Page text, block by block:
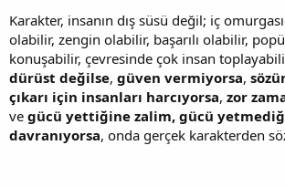
Karakter, insanın dış süsü değil; iç
olabilir, zengin olabilir, başarılı olabilir,
konuşabilir, çevresinde çok insan
dürüst değilse, güven vermiyorsa,
çıkarı için insanları harcıyorsa, zor
ve gücü yettiğine zalim, gücü
davranıyorsa, onda gerçek karakterden